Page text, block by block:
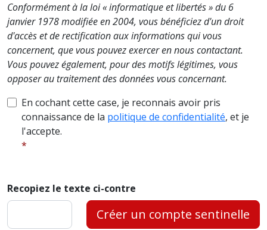
Conformément à la loi « informatique et libertés » du 6
janvier 1978 modifiée en 2004, vous bénéficiez d'un droit
d'accès et de rectification aux informations qui vous
concernent, que vous pouvez exercer en nous contactant.
Vous pouvez également, pour des motifs légitimes, vous
opposer au traitement des données vous concernant.
En cochant cette case, je reconnais avoir pris
connaissance de la politique de confidentialité, et je
l'accepte.
Recopiez le texte ci-contre
Créer un compte sentinelle